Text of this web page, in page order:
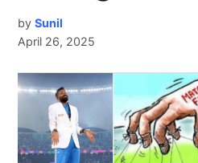
by Sunil
April 26, 2025